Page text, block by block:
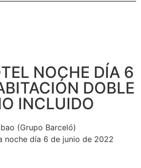
NOCHE DÍA 6
DOBLE
INCLUIDO
(Grupo Barceló)
noche día 6 de junio de 2022